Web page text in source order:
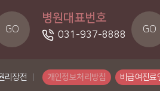
GO
병원대표번호
031-937-8888 GO
리장전 개인정보처리방침 비급여진료